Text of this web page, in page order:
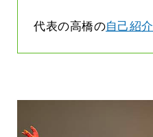
代表の高橋の自己紹介